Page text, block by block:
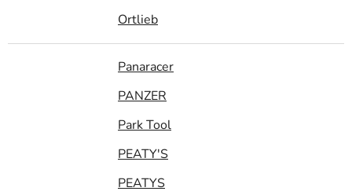
Ortlieb
Panaracer
PANZER
Park Tool
PEATY'S
PEATYS